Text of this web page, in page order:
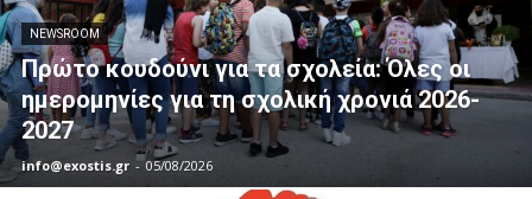
NEWSROOM
Πρώτο κουδούνι για τα σχολεία: Όλες οι
ημερομηνίες για τη σχολική χρονιά 2026-
2027
info@exostis.gr - 05/08/2026